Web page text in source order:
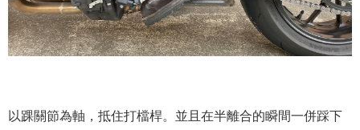
以踝關節為軸，抵住打檔桿。並且在半離合的瞬間一併踩下